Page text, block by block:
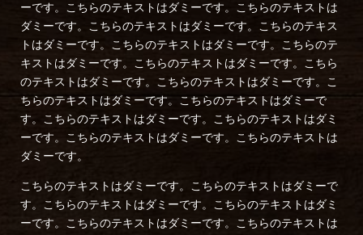
ーです。こちらのテキストはダミーです。こちらのテキストは
ダミーです。こちらのテキストはダミーです。こちらのテキス
トはダミーです。こちらのテキストはダミーです。こちらのテ
キストはダミーです。こちらのテキストはダミーです。こちら
のテキストはダミーです。こちらのテキストはダミーです。こ
ちらのテキストはダミーです。こちらのテキストはダミーで
す。こちらのテキストはダミーです。こちらのテキストはダミ
ーです。こちらのテキストはダミーです。こちらのテキストは
ダミーです。
こちらのテキストはダミーです。こちらのテキストはダミーで
す。こちらのテキストはダミーです。こちらのテキストはダミ
ーです。こちらのテキストはダミーです。こちらのテキストは